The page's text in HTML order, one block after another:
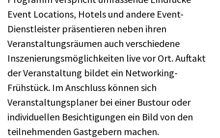
Event Locations, Hotels und andere Event-
Dienstleister präsentieren neben ihren
Veranstaltungsräumen auch verschiedene
Inszenierungsmöglichkeiten live vor Ort. Auftakt
der Veranstaltung bildet ein Networking-
Frühstück. Im Anschluss können sich
Veranstaltungsplaner bei einer Bustour oder
individuellen Besichtigungen ein Bild von den
teilnehmenden Gastgebern machen.